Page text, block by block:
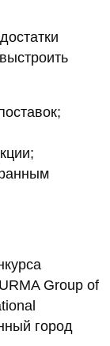
Group of
город